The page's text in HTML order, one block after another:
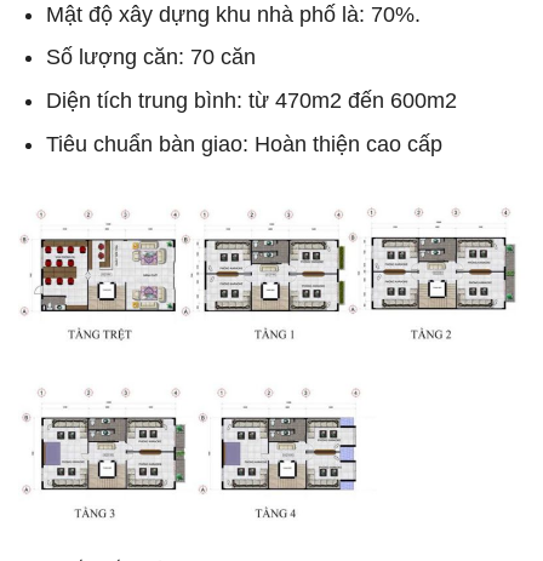
Mật độ xây dựng khu nhà phố là: 70%.
Số lượng căn: 70 căn
Diện tích trung bình: từ 470m2 đến 600m2
Tiêu chuẩn bàn giao: Hoàn thiện cao cấp